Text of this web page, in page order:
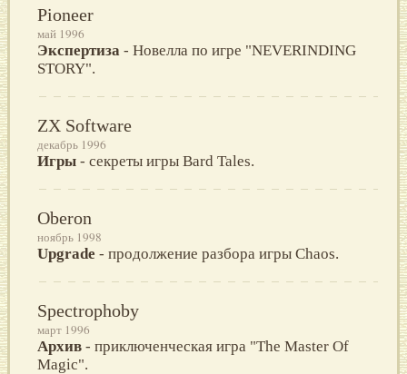
Pioneer
май 1996
Экспертиза - Новелла по игре "NEVERINDING
STORY".
ZX Software
декабрь 1996
Игры - секреты игры Bard Tales.
Oberon
ноябрь 1998
Upgrade - продолжение разбора игры Chaos.
Spectrophoby
март 1996
Архив - приключенческая игра "The Master Of
Magic".